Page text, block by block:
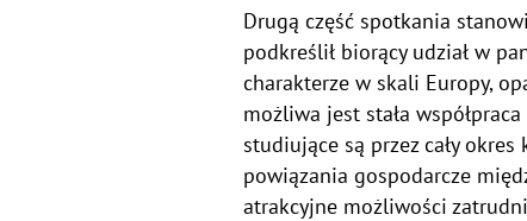
Drugą część spotkania
podkreślił biorący udział w
charakterze w skali Europy,
możliwa jest stała
studiujące są przez cały
powiązania gospodarcze
atrakcyjne możliwości